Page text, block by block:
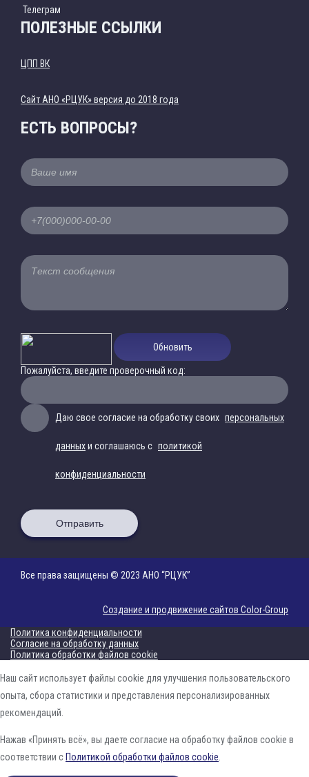
Телеграм
ПОЛЕЗНЫЕ ССЫЛКИ
ЦПП ВК
Cайт АНО «РЦУК» версия до 2018 года
ЕСТЬ ВОПРОСЫ?
Обновить
Пожалуйста, введите проверочный код:
Даю свое согласие на обработку своих персональных
данныхи соглашаюсь с политикой
конфиденциальности
Отправить
Все права защищены © 2023 АНО “РЦУК”
Создание и продвижение сайтов Color-Group
Политика конфиденциальности
Согласие на обработку данных
Политика обработки файлов cookie
Наш сайт использует файлы cookie для улучшения пользовательского
опыта, сбора статистики и представления персонализированных
рекомендаций.
Нажав «Принять всё», вы даете согласие на обработку файлов cookie в
соответствии с Политикой обработки файлов cookie